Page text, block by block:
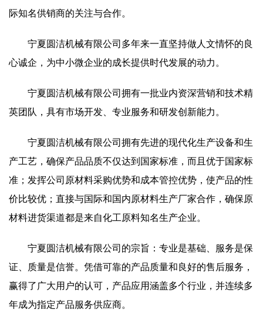
际知名供销商的关注与合作。
宁夏圆洁机械有限公司多年来一直坚持做人文情怀的良
心诚企，为中小微企业的成长提供时代发展的动力。
宁夏圆洁机械有限公司拥有一批业内资深营销和技术精
英团队，具有市场开发、专业服务和研发创新能力。
宁夏圆洁机械有限公司拥有先进的现代化生产设备和生
产工艺，确保产品品质不仅达到国家标准，而且优于国家标
准；发挥公司原材料采购优势和成本管控优势，使产品的性
价比较优；直接与国际和国内原材料生产厂家合作，确保原
材料进货渠道都是来自化工原料知名生产企业。
宁夏圆洁机械有限公司的宗旨：专业是基础、服务是保
证、质量是信誉。凭借可靠的产品质量和良好的售后服务，
赢得了广大用户的认可，产品应用涵盖多个行业，并连续多
年成为指定产品服务供应商。